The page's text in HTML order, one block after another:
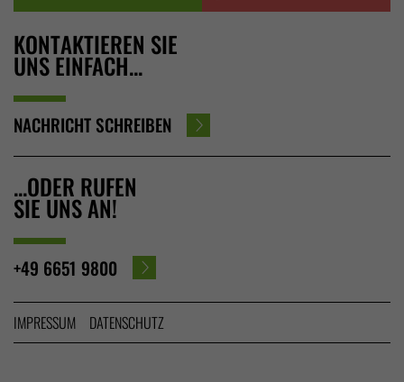
KONTAKTIEREN SIE
UNS EINFACH...
NACHRICHT SCHREIBEN
...ODER RUFEN
SIE UNS AN!
+49 6651 9800
IMPRESSUM DATENSCHUTZ